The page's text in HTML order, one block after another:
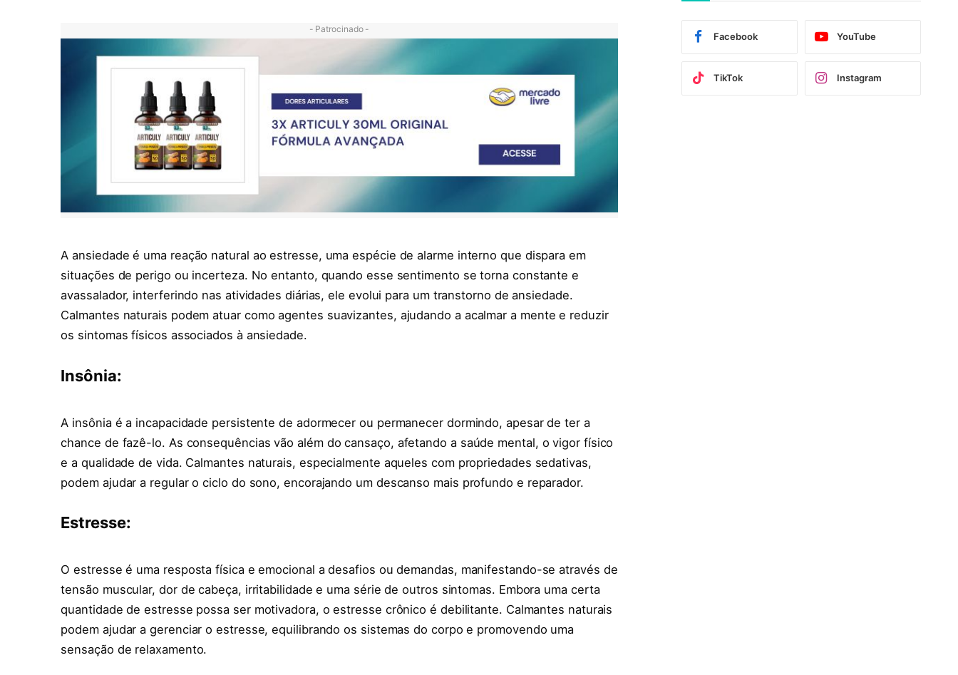
- Patrocinado -
A ansiedade é uma reação natural ao estresse, uma espécie de alarme interno que dispara em
situações de perigo ou incerteza. No entanto, quando esse sentimento se torna constante e
avassalador, interferindo nas atividades diárias, ele evolui para um transtorno de ansiedade.
Calmantes naturais podem atuar como agentes suavizantes, ajudando a acalmar a mente e reduzir
os sintomas físicos associados à ansiedade.
Insônia:
A insônia é a incapacidade persistente de adormecer ou permanecer dormindo, apesar de ter a
chance de fazê-lo. As consequências vão além do cansaço, afetando a saúde mental, o vigor físico
e a qualidade de vida. Calmantes naturais, especialmente aqueles com propriedades sedativas,
podem ajudar a regular o ciclo do sono, encorajando um descanso mais profundo e reparador.
Estresse:
O estresse é uma resposta física e emocional a desafios ou demandas, manifestando-se através de
tensão muscular, dor de cabeça, irritabilidade e uma série de outros sintomas. Embora uma certa
quantidade de estresse possa ser motivadora, o estresse crônico é debilitante. Calmantes naturais
podem ajudar a gerenciar o estresse, equilibrando os sistemas do corpo e promovendo uma
sensação de relaxamento.
Facebook YouTube
TikTok Instagram